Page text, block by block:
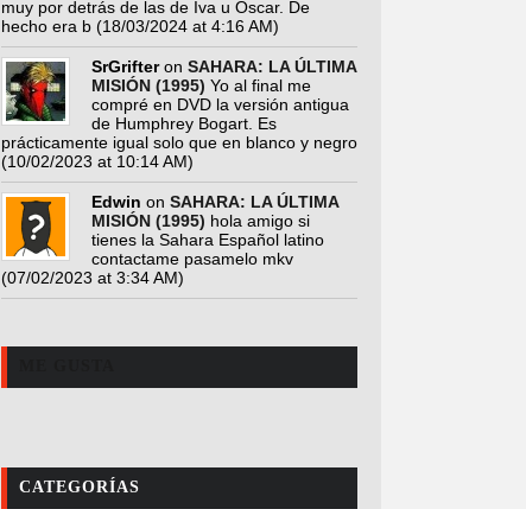
muy por detrás de las de Iva u Oscar. De
hecho era b (18/03/2024 at 4:16 AM)
SrGrifteron SAHARA: LA ÚLTIMA
MISIÓN (1995) Yo al final me
compré en DVD la versión antigua
de Humphrey Bogart. Es
prácticamente igual solo que en blanco y negro
(10/02/2023 at 10:14 AM)
Edwin on SAHARA: LA ÚLTIMA
MISIÓN (1995) hola amigo si
tienes la Sahara Español latino
contactame pasamelo mkv
(07/02/2023 at 3:34 AM)
CATEGORÍAS